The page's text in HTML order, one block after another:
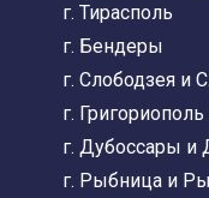
г. Тирасполь
г. Бендеры
г. Слободзея и
г.
г. Дубоссары и
г. Рыбница и